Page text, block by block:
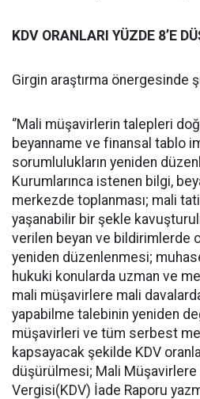
KDV ORANLARI YÜZDE 8’E
Girgin araştırma önergesinde
‘’Mali müşavirlerin talepleri
beyanname ve finansal tablo
sorumlulukların yeniden
Kurumlarınca istenen bilgi,
merkezde toplanması; mali
yaşanabilir bir şekle
verilen beyan ve bildirimlerde
yeniden düzenlenmesi;
hukuki konularda uzman ve
mali müşavirlere mali
yapabilme talebinin yeniden
müşavirleri ve tüm serbest
kapsayacak şekilde KDV
düşürülmesi; Mali Müşavirlere
Vergisi(KDV) İade Raporu